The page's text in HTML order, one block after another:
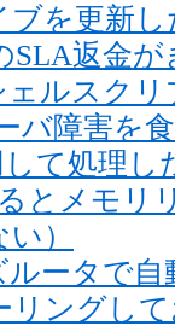
ブを更新し
SLA返金が
ェルスクリ
バ障害を
して処理
とメモリ
）
ータで
ングして